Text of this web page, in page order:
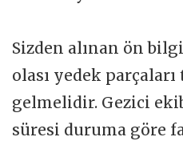
Sizden alınan ön
olası yedek
gelmelidir. Gezici
süresi duruma göre